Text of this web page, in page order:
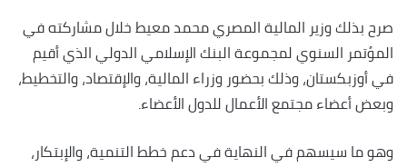
صرح بذلك وزير المالية المصري محمد معيط خلال مشاركته في
المؤتمر السنوي لمجموعة البنك الإسلامي الدولي الذي أقيم
في أوزبكستان، وذلك بحضور وزراء المالية، والإقتصاد، والتخطيط،
وبعض أعضاء مجتمع الأعمال للدول الأعضاء.
وهو ما سيسهم في النهاية في دعم خطط التنمية، والإبتكار،